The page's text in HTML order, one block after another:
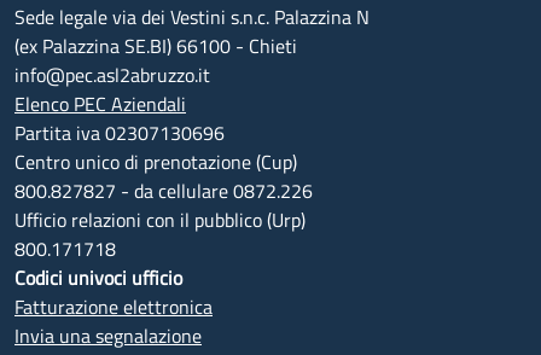
Sede legale via dei Vestini s.n.c. Palazzina N
(ex Palazzina SE.BI) 66100 - Chieti
info@pec.asl2abruzzo.it
Elenco PEC Aziendali
Partita iva 02307130696
Centro unico di prenotazione (Cup)
800.827827 - da cellulare 0872.226
Ufficio relazioni con il pubblico (Urp)
800.171718
Codici univoci ufficio
Fatturazione elettronica
Invia una segnalazione